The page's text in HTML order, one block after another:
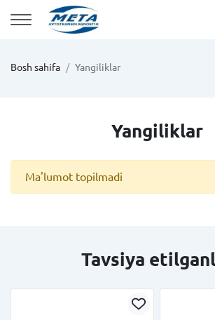
Bosh sahifa Yangiliklar
Yangiliklar
Ma'lumot topilmadi
Tavsiya